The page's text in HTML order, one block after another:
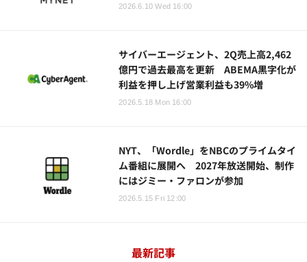
2026.6.10 Wed 16:00
サイバーエージェント、2Q売上高2,462
億円で過去最高を更新 ABEMA黒字化が
利益を押し上げ営業利益も39%増
2026.5.18 Mon 16:00
NYT、「Wordle」をNBCのプライムタイ
ム番組に展開へ 2027年放送開始、制作
にはジミー・ファロンが参加
2026.5.15 Fri 12:00
最新記事